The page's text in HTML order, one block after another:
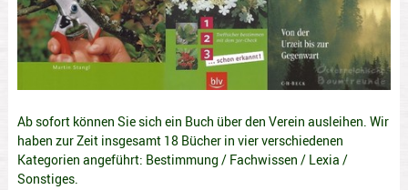
Ab sofort können Sie sich ein Buch über den Verein ausleihen. Wir
haben zur Zeit insgesamt 18 Bücher in vier verschiedenen
Kategorien angeführt: Bestimmung / Fachwissen / Lexia /
Sonstiges.